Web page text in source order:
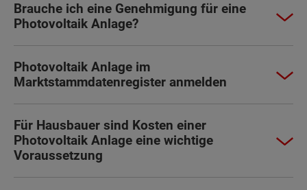
Brauche ich eine Genehmigung für eine
Photovoltaik Anlage?
Photovoltaik Anlage im
Marktstammdatenregister anmelden
Für Hausbauer sind Kosten einer
Photovoltaik Anlage eine wichtige
Voraussetzung